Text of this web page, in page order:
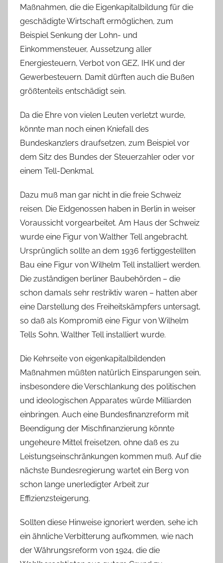
Maßnahmen, die die Eigenkapitalbildung für die
geschädigte Wirtschaft ermöglichen, zum
Beispiel Senkung der Lohn- und
Einkommensteuer, Aussetzung aller
Energiesteuern, Verbot von GEZ, IHK und der
Gewerbesteuern. Damit dürften auch die Bußen
größtenteils entschädigt sein.
Da die Ehre von vielen Leuten verletzt wurde,
könnte man noch einen Kniefall des
Bundeskanzlers draufsetzen, zum Beispiel vor
dem Sitz des Bundes der Steuerzahler oder vor
einem Tell-Denkmal.
Dazu muß man gar nicht in die freie Schweiz
reisen. Die Eidgenossen haben in Berlin in weiser
Voraussicht vorgearbeitet. Am Haus der Schweiz
wurde eine Figur von Walther Tell angebracht.
Ursprünglich sollte an dem 1936 fertiggestellten
Bau eine Figur von Wilhelm Tell installiert werden.
Die zuständigen berliner Baubehörden – die
schon damals sehr restriktiv waren – hatten aber
eine Darstellung des Freiheitskämpfers untersagt,
so daß als Kompromiß eine Figur von Wilhelm
Tells Sohn, Walther Tell installiert wurde.
Die Kehrseite von eigenkapitalbildenden
Maßnahmen müßten natürlich Einsparungen sein,
insbesondere die Verschlankung des politischen
und ideologischen Apparates würde Milliarden
einbringen. Auch eine Bundesfinanzreform mit
Beendigung der Mischfinanzierung könnte
ungeheure Mittel freisetzen, ohne daß es zu
Leistungseinschränkungen kommen muß. Auf die
nächste Bundesregierung wartet ein Berg von
schon lange unerledigter Arbeit zur
Effizienzsteigerung.
Sollten diese Hinweise ignoriert werden, sehe ich
ein ähnliche Verbitterung aufkommen, wie nach
der Währungsreform von 1924, die die